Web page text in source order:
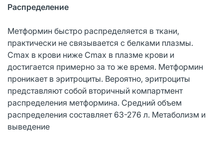
Распределение
Метформин быстро распределяется в ткани,
практически не связывается с белками плазмы.
Cmax в крови ниже Cmax в плазме крови и
достигается примерно за то же время. Метформин
проникает в эритроциты. Вероятно, эритроциты
представляют собой вторичный компартмент
распределения метформина. Средний объем
распределения составляет 63-276 л. Метаболизм и
выведение